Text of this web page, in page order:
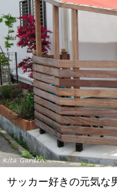
サッカー好きの元気な